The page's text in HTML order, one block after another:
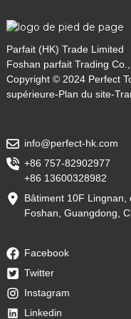
Parfait (HK) Trade Limited
Foshan parfait Trading Co.,
Copyright © 2024 Perfect
supérieure-Plan du site-
info@perfect-hk.com
+86 757-82902977
+86 13600328982
Bâtiment 10F Lingnan,
Foshan, Guangdong,
Facebook
Twitter
Instagram
Linkedin